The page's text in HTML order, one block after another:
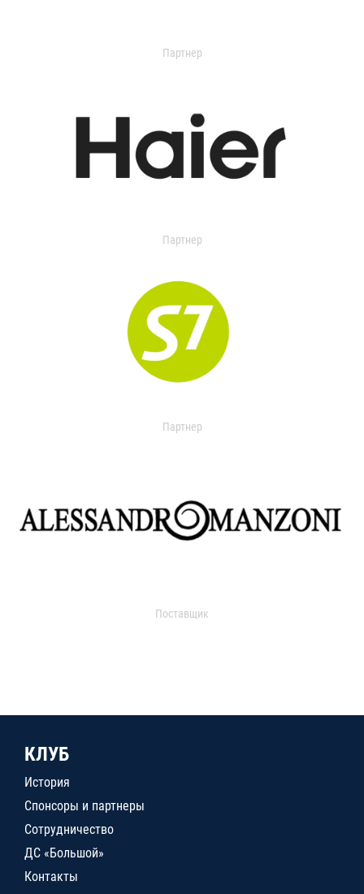
Партнер
Партнер
Партнер
Поставщик
КЛУБ
История
Спонсоры и партнеры
Сотрудничество
ДС «Большой»
Контакты